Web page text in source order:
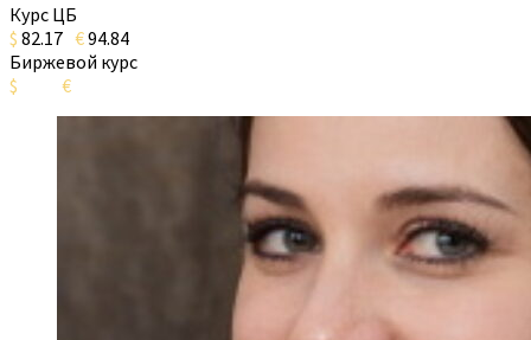
Курс ЦБ
$ 82.17 €94.84
Биржевой курс
$
€